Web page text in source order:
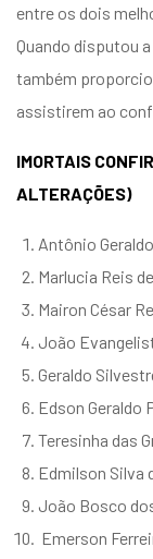
entre os dois
Quando disputou
também
assistirem ao
IMORTAIS
ALTERAÇÕES)
Antônio
Marlucia Reis
Mairon César
João
Geraldo
Edson Geraldo
Teresinha das
Edmilson Silva
João Bosco
Emerson